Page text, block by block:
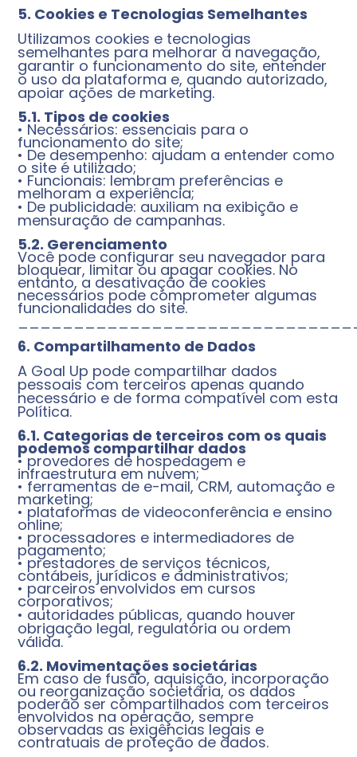
5. Cookies e Tecnologias Semelhantes
Utilizamos cookies e tecnologias
semelhantes para melhorar a navegação,
garantir o funcionamento do site, entender
o uso da plataforma e, quando autorizado,
apoiar ações de marketing.
5.1. Tipos de cookies
• Necessários: essenciais para o
funcionamento do site;
• De desempenho: ajudam a entender como
o site é utilizado;
• Funcionais: lembram preferências e
melhoram a experiência;
• De publicidade: auxiliam na exibição e
mensuração de campanhas.
5.2. Gerenciamento
Você pode configurar seu navegador para
bloquear, limitar ou apagar cookies. No
entanto, a desativação de cookies
necessários pode comprometer algumas
funcionalidades do site.
6. Compartilhamento de Dados
A Goal Up pode compartilhar dados
pessoais com terceiros apenas quando
necessário e de forma compatível com esta
Política.
6.1. Categorias de terceiros com os quais
podemos compartilhar dados
• provedores de hospedagem e
infraestrutura em nuvem;
• ferramentas de e-mail, CRM, automação e
marketing;
• plataformas de videoconferência e ensino
online;
• processadores e intermediadores de
pagamento;
• prestadores de serviços técnicos,
contábeis, jurídicos e administrativos;
• parceiros envolvidos em cursos
corporativos;
• autoridades públicas, quando houver
obrigação legal, regulatória ou ordem
válida.
6.2. Movimentações societárias
Em caso de fusão, aquisição, incorporação
ou reorganização societária, os dados
poderão ser compartilhados com terceiros
envolvidos na operação, sempre
observadas as exigências legais e
contratuais de proteção de dados.